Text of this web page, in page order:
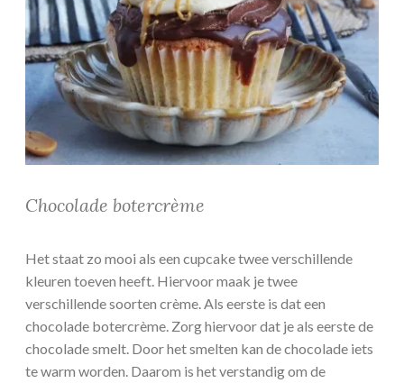
Chocolade botercrème
Het staat zo mooi als een cupcake twee verschillende
kleuren toeven heeft. Hiervoor maak je twee
verschillende soorten crème. Als eerste is dat een
chocolade botercrème. Zorg hiervoor dat je als eerste de
chocolade smelt. Door het smelten kan de chocolade iets
te warm worden. Daarom is het verstandig om de